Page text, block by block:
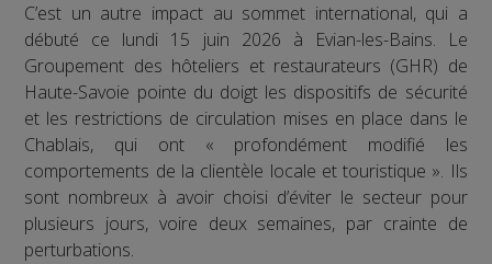
C’est un autre impact au sommet international, qui a
débuté ce lundi 15 juin 2026 à Evian-les-Bains. Le
Groupement des hôteliers et restaurateurs (GHR) de
Haute-Savoie pointe du doigt les dispositifs de sécurité
et les restrictions de circulation mises en place dans le
Chablais, qui ont « profondément modifié les
comportements de la clientèle locale et touristique ». Ils
sont nombreux à avoir choisi d’éviter le secteur pour
plusieurs jours, voire deux semaines, par crainte de
perturbations.